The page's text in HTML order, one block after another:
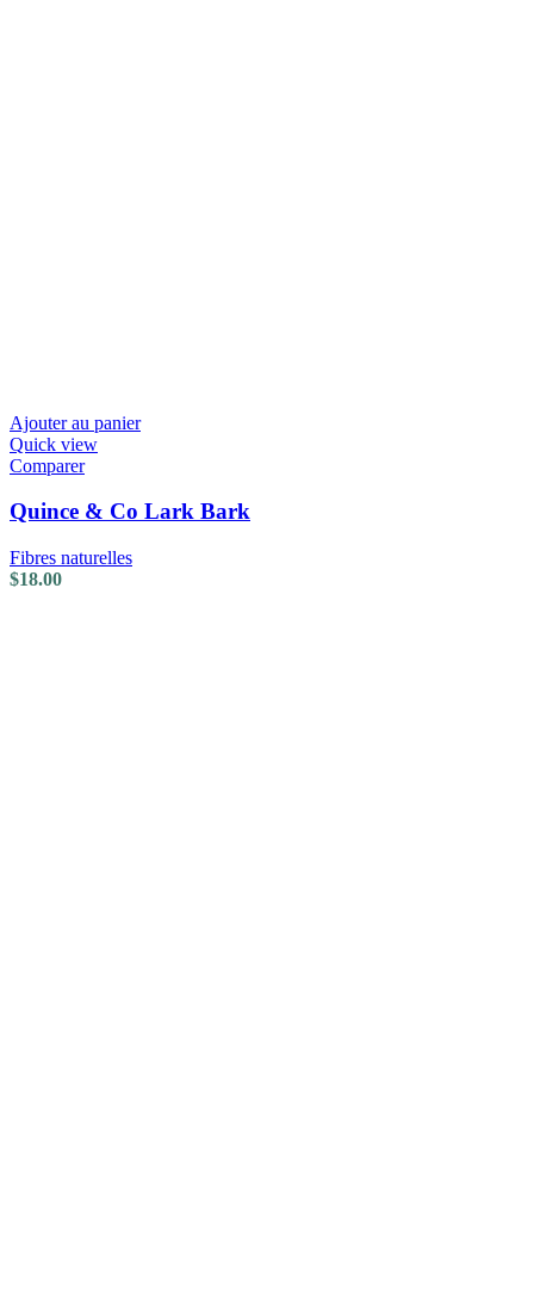
Ajouter au panier
Quick view
Comparer
Quince & Co Lark Bark
Fibres naturelles
$18.00